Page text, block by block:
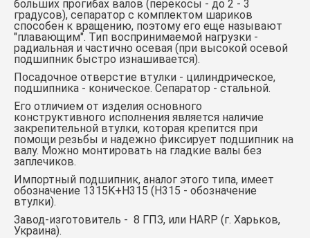
больших прогибах валов (перекосы - до 2 - 3
градусов), сепаратор с комплектом шариков
способен к вращению, поэтому его еще называют
"плавающим". Тип воспринимаемой нагрузки -
радиальная и частично осевая (при высокой осевой
подшипник быстро изнашивается).
Посадочное отверстие втулки - цилиндрическое,
подшипника - коническое. Сепаратор - стальной.
Его отличием от изделия основного
конструктивного исполнения является наличие
закрепительной втулки, которая крепится при
помощи резьбы и надежно фиксирует подшипник на
валу. Можно монтировать на гладкие валы без
заплечиков.
Импортный подшипник, аналог этого типа, имеет
обозначение 1315K+Н315 (Н315 - обозначение
втулки).
Завод-изготовитель - 8 ГПЗ, или HARP (г. Харьков,
Украина).